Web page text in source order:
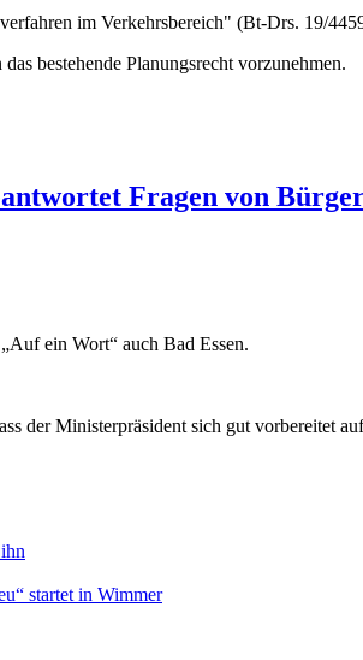
im Verkehrsbereich" (Bt-Drs. 19/
bestehende Planungsrecht vorzunehmen.
Fragen von
ein Wort“ auch Bad Essen.
der Ministerpräsident sich gut vorbereitet
startet in Wimmer